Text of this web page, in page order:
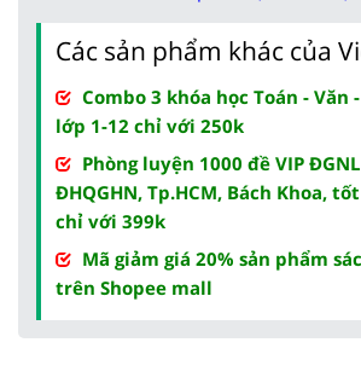
Các sản phẩm khác của
Combo 3 khóa học Toán - Văn
lớp 1-12 chỉ với 250k
Phòng luyện 1000 đề VIP
ĐHQGHN, Tp.HCM, Bách Khoa,
chỉ với 399k
Mã giảm giá 20% sản phẩm
trên Shopee mall